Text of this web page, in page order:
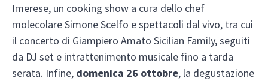
Imerese, un cooking show a cura dello chef
molecolare Simone Scelfo e spettacoli dal vivo, tra cui
il concerto di Giampiero Amato Sicilian Family, seguiti
da DJ set e intrattenimento musicale fino a tarda
serata. Infine, domenica 26 ottobre, la degustazione